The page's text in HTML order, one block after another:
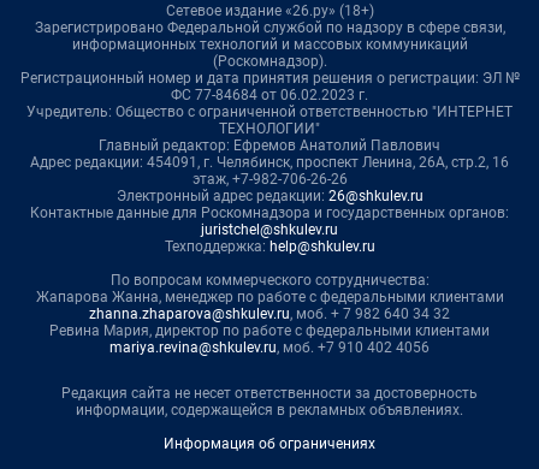
Сетевое издание «26.ру» (18+)
Зарегистрировано Федеральной службой по надзору в сфере связи,
информационных технологий и массовых коммуникаций
(Роскомнадзор).
Регистрационный номер и дата принятия решения о регистрации: ЭЛ №
ФС 77-84684 от 06.02.2023 г.
Учредитель: Общество с ограниченной ответственностью "ИНТЕРНЕТ
ТЕХНОЛОГИИ"
Главный редактор: Ефремов Анатолий Павлович
Адрес редакции: 454091, г. Челябинск, проспект Ленина, 26А, стр.2, 16
этаж, +7-982-706-26-26
Электронный адрес редакции: 26@shkulev.ru
Контактные данные для Роскомнадзора и государственных органов:
juristchel@shkulev.ru
Техподдержка: help@shkulev.ru
По вопросам коммерческого сотрудничества:
Жапарова Жанна, менеджер по работе с федеральными клиентами
zhanna.zhaparova@shkulev.ru, моб. + 7 982 640 34 32
Ревина Мария, директор по работе с федеральными клиентами
mariya.revina@shkulev.ru, моб. +7 910 402 4056
Редакция сайта не несет ответственности за достоверность
информации, содержащейся в рекламных объявлениях.
Информация об ограничениях